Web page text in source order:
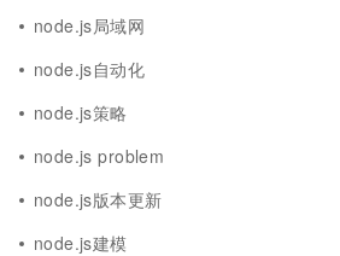
node.js局域网
node.js自动化
node.js策略
node.js problem
node.js版本更新
node.js建模